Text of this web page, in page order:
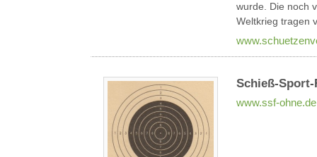
wurde. Die noch
Weltkrieg tragen
Schieß-Sport-
www.ssf-ohne.de